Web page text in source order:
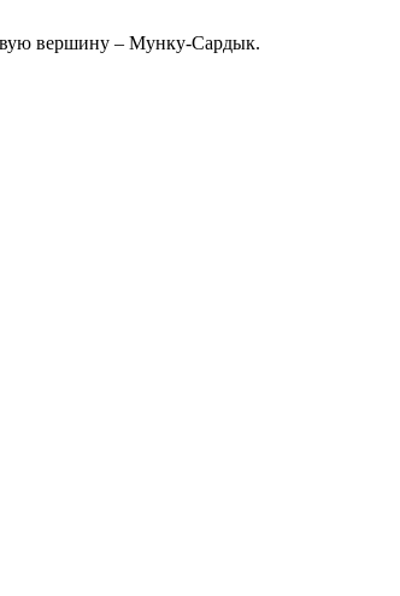
вершину – Мунку-Сардык.